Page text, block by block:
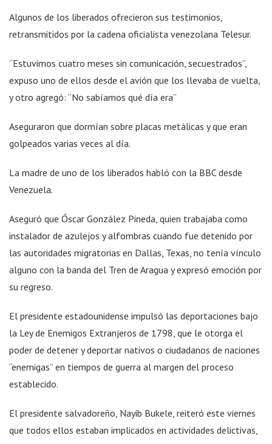
Algunos de los liberados ofrecieron sus testimonios,
retransmitidos por la cadena oficialista venezolana Telesur.
“Estuvimos cuatro meses sin comunicación, secuestrados”,
expuso uno de ellos desde el avión que los llevaba de vuelta,
y otro agregó: “No sabíamos qué día era”
Aseguraron que dormían sobre placas metálicas y que eran
golpeados varias veces al día.
La madre de uno de los liberados habló con la BBC desde
Venezuela.
Aseguró que Óscar González Pineda, quien trabajaba como
instalador de azulejos y alfombras cuando fue detenido por
las autoridades migratorias en Dallas, Texas, no tenía vínculo
alguno con la banda del Tren de Aragua y expresó emoción por
su regreso.
El presidente estadounidense impulsó las deportaciones bajo
la Ley de Enemigos Extranjeros de 1798, que le otorga el
poder de detener y deportar nativos o ciudadanos de naciones
“enemigas” en tiempos de guerra al margen del proceso
establecido.
El presidente salvadoreño, Nayib Bukele, reiteró este viernes
que todos ellos estaban implicados en actividades delictivas,